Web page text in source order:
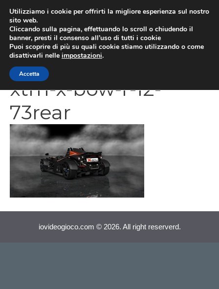
contenuto
1368637834-2638-
xtm-x-bow-r-12-
73rear
iovideogioco.com © 2026. All right reserverd.
Utilizziamo i cookie per offrirti la migliore esperienza sul nostro
sito web.
Cliccando sulla pagina, effettuando lo scroll o chiudendo il
banner, presti il consenso all’uso di tutti i cookie
Puoi scoprire di più su quali cookie stiamo utilizzando o come
disattivarli nelle impostazioni.
Accetta